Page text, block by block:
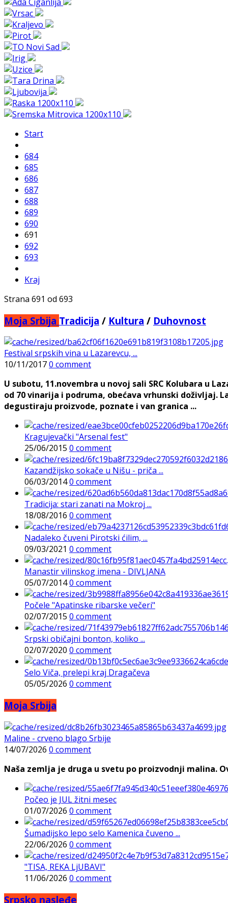
Start
684
685
686
687
688
689
690
691
692
693
Kraj
Strana 691 od 693
Moja Srbija Tradicija / Kultura / Duhovnost
Festival srpskih vina u Lazarevcu, ...
10/11/20170 comment
U subotu, 11.novembra u novoj sali SRC Kolubara u
od 70 vinarija i podruma, obećava vrhunski doživljaj.
degustiraju proizvode, poznate i van granica ...
Kragujevački "Arsenal fest"
25/06/2015 0 comment
Kazandžijsko sokače u Nišu - priča ...
06/03/20140 comment
Tradicija: stari zanati na Mokroj ...
18/08/2016 0 comment
Nadaleko čuveni Pirotski ćilim, ...
09/03/2021 0 comment
Manastir vilinskog imena - DIVLJANA
05/07/20140 comment
Počele "Apatinske ribarske večeri"
02/07/2015 0 comment
Srpski običajni bonton, koliko ...
02/07/2020 0 comment
Selo Viča, prelepi kraj Dragačeva
05/05/2026 0 comment
Moja Srbija
Maline - crveno blago Srbije
14/07/2026 0 comment
Naša zemlja je druga u svetu po proizvodnji malina.
Počeo je JUL žitni mesec
01/07/2026 0 comment
Šumadijsko lepo selo Kamenica čuveno ...
22/06/2026 0 comment
"TISA, REKA LjUBAVI"
11/06/2026 0 comment
Srpsko nasleđe